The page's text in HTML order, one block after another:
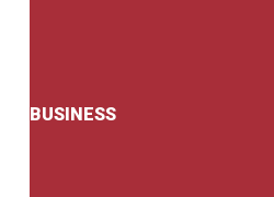
BUSINESS